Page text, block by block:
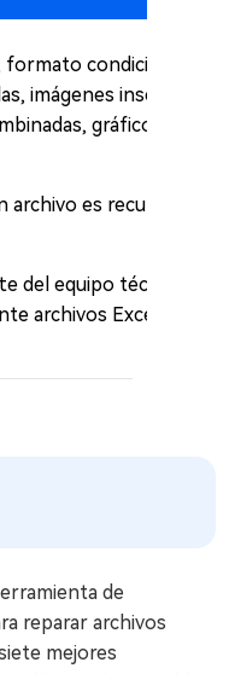
condicional,
imágenes insertadas,
gráficos y
archivo es recuperable
del equipo técnico
archivos Excel.
de
reparar archivos
mejores